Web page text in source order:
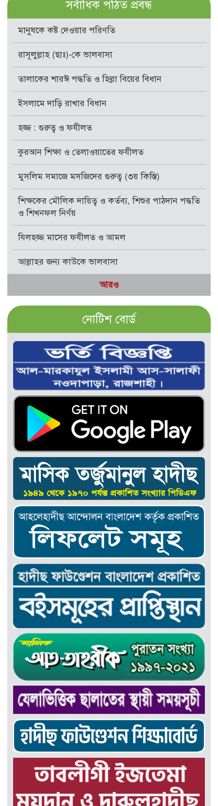
সর্বাধিক পঠিত প্রবন্ধ
মানুষকে কষ্ট দেওয়ার পরিণতি
রাসূলুল্লাহ (ছাঃ)-কে ভালবাসা
তালাকের শারঈ পদ্ধতি ও হিল্লা বিয়ের বিধান
ইসলামে দাড়ি রাখার বিধান
হজ্জ : গুরুত্ব ও ফযীলত
কুরআন শিক্ষা ও তেলাওয়াতের ফযীলত
মুসলিম সমাজে মসজিদের গুরুত্ব (৩য় কিস্তি)
শিক্ষকের মৌলিক দায়িত্ব ও কর্তব্য, শিশুর পাঠদান পদ্ধতি
ও শিখনফল নির্ণয়
যিলহজ্জ মাসের ফযীলত ও আমল
আল্লাহর জন্য কাউকে ভালবাসা
আরও
নোটিশ বোর্ড